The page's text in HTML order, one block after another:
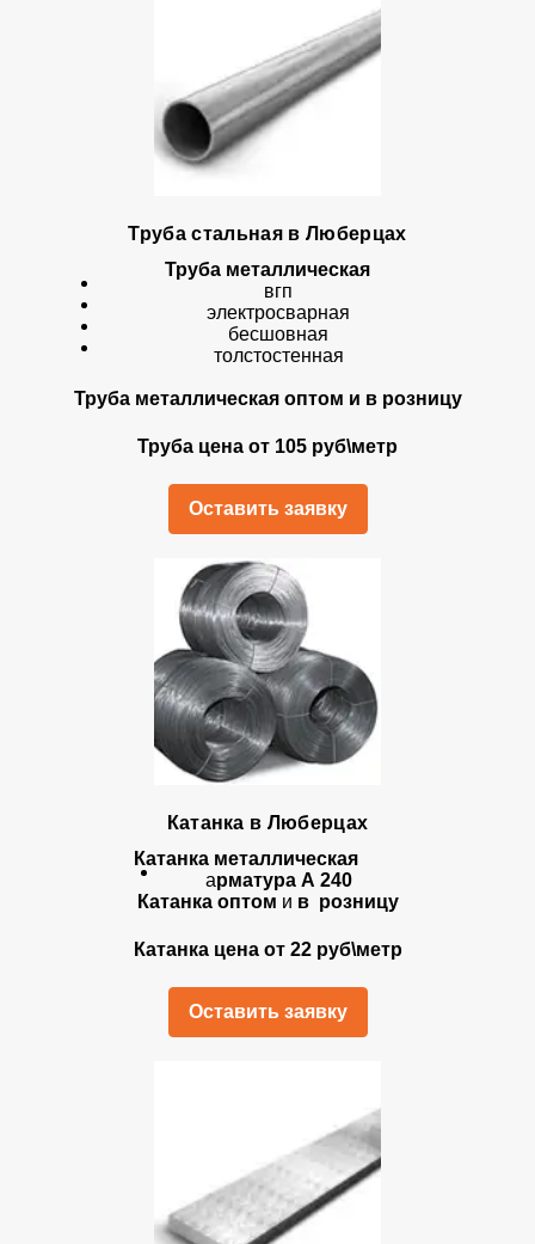
Труба стальная в Люберцах
Труба металлическая
вгп
электросварная
бесшовная
толстостенная
Труба металлическая оптом и в розницу
Труба цена от 105 руб\метр
Оставить заявку
Катанка в Люберцах
Катанка металлическая
арматура А 240
Катанка оптом и в розницу
Катанка цена от 22 руб\метр
Оставить заявку